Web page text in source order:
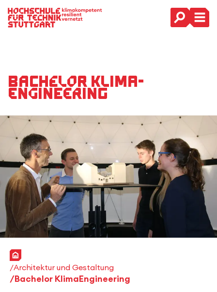
Hauptnavigation
Bachelor Klima­
Engineering
Startseite
Architektur und Gestaltung
Bachelor KlimaEngineering